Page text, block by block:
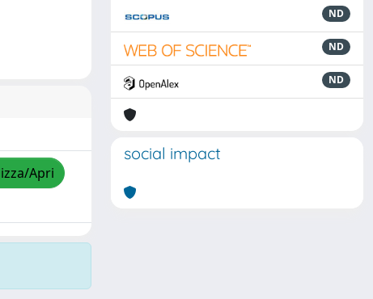
Apri
ND
ND
ND
social impact